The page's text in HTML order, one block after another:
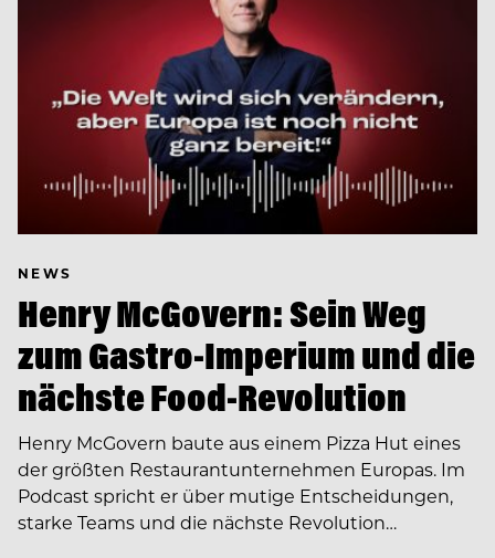
NEWS
Henry McGovern: Sein Weg
zum Gastro-Imperium und die
nächste Food-Revolution
Henry McGovern baute aus einem Pizza Hut eines
der größten Restaurantunternehmen Europas. Im
Podcast spricht er über mutige Entscheidungen,
starke Teams und die nächste Revolution…